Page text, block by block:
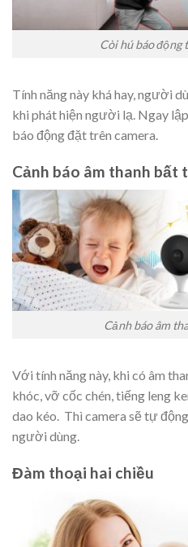
Còi hú báo động
Tính năng này khá hay, người
khi phát hiện người lạ. Ngay
báo động đặt trên camera.
Cảnh báo âm thanh bất
Cảnh báo âm
Với tính năng này, khi có âm
khóc, vỡ cốc chén, tiếng leng
dao kéo. Thì camera sẽ tự
người dùng.
Đàm thoại hai chiều